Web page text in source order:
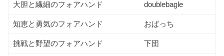
大胆と繊細のフォアハンド doublebagle
知恵と勇気のフォアハンド おばっち
挑戦と野望のフォアハンド 下団